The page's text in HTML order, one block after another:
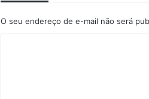
O seu endereço de e-mail não será